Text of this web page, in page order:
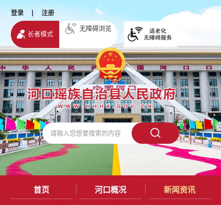
登录 | 注册
长者模式
无障碍浏览
首页 河口概况 新闻资讯